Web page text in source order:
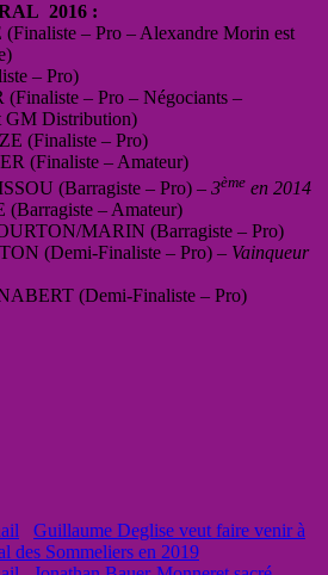
2016 :
– Pro – Alexandre Morin est
– Pro)
– Pro – Négociants –
GM Distribution)
(Finaliste – Pro)
(Finaliste – Amateur)
(Barragiste – Pro) – 3ème en 2014
– Amateur)
MARIN (Barragiste – Pro)
(Demi-Finaliste – Pro) – Vainqueur
(Demi-Finaliste – Pro)
Guillaume Deglise veut faire venir à
des Sommeliers en 2019